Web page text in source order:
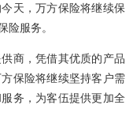
天，万方保险将继续保
险服务。
商，凭借其优质的产品
保险将继续坚持客户需
务，为客伍提供更加全